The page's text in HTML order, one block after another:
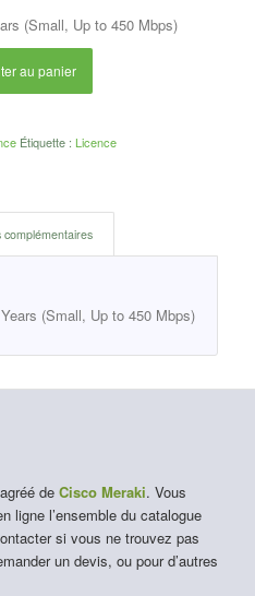
(Small, Up to 450 Mbps)
au panier
Étiquette : Licence
complémentaires
(Small, Up to 450 Mbps)
de Cisco Meraki. Vous
ligne l’ensemble du catalogue
si vous ne trouvez pas
un devis, ou pour d’autres